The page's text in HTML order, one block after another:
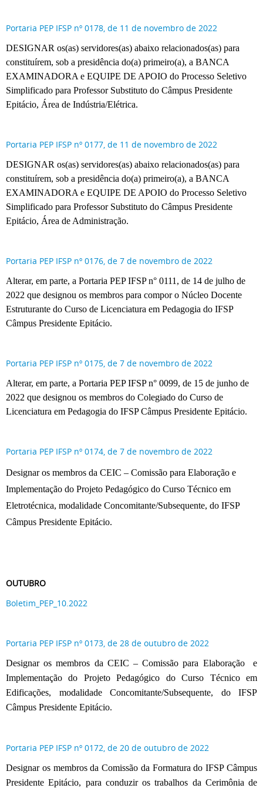
Portaria PEP IFSP nº 0178, de 11 de novembro de 2022
DESIGNAR os(as) servidores(as) abaixo relacionados(as) para
constituírem, sob a presidência do(a) primeiro(a), a BANCA
EXAMINADORA e EQUIPE DE APOIO do Processo Seletivo
Simplificado para Professor Substituto do Câmpus Presidente
Epitácio, Área de Indústria/Elétrica.
Portaria PEP IFSP nº 0177, de 11 de novembro de 2022
DESIGNAR os(as) servidores(as) abaixo relacionados(as) para
constituírem, sob a presidência do(a) primeiro(a), a BANCA
EXAMINADORA e EQUIPE DE APOIO do Processo Seletivo
Simplificado para Professor Substituto do Câmpus Presidente
Epitácio, Área de Administração.
Portaria PEP IFSP nº 0176, de 7 de novembro de 2022
Alterar, em parte, a Portaria PEP IFSP n° 0111, de 14 de julho de
2022 que designou os membros para compor o Núcleo Docente
Estruturante do Curso de Licenciatura em Pedagogia do IFSP
Câmpus Presidente Epitácio.
Portaria PEP IFSP nº 0175, de 7 de novembro de 2022
Alterar, em parte, a Portaria PEP IFSP n° 0099, de 15 de junho de
2022 que designou os membros do Colegiado do Curso de
Licenciatura em Pedagogia do IFSP Câmpus Presidente Epitácio.
Portaria PEP IFSP nº 0174, de 7 de novembro de 2022
Designar os membros da CEIC – Comissão para Elaboração e
Implementação do Projeto Pedagógico do Curso Técnico em
Eletrotécnica, modalidade Concomitante/Subsequente, do IFSP
Câmpus Presidente Epitácio.
OUTUBRO
Boletim_PEP_10.2022
Portaria PEP IFSP nº 0173, de 28 de outubro de 2022
Designar os membros da CEIC – Comissão para Elaboração e
Implementação do Projeto Pedagógico do Curso Técnico em
Edificações, modalidade Concomitante/Subsequente, do IFSP
Câmpus Presidente Epitácio.
Portaria PEP IFSP nº 0172, de 20 de outubro de 2022
Designar os membros da Comissão da Formatura do IFSP Câmpus
Presidente Epitácio, para conduzir os trabalhos da Cerimônia de